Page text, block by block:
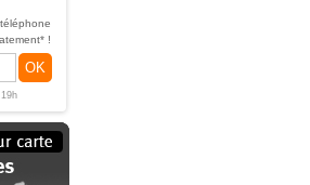
!
OK